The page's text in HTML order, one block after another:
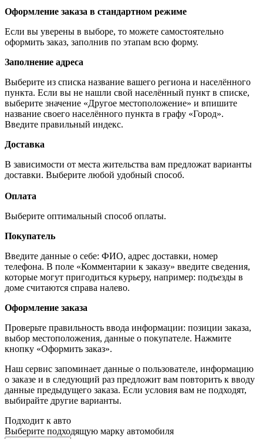
Оформление заказа в стандартном режиме
Если вы уверены в выборе, то можете самостоятельно
оформить заказ, заполнив по этапам всю форму.
Заполнение адреса
Выберите из списка название вашего региона и населённого
пункта. Если вы не нашли свой населённый пункт в списке,
выберите значение «Другое местоположение» и впишите
название своего населённого пункта в графу «Город».
Введите правильный индекс.
Доставка
В зависимости от места жительства вам предложат варианты
доставки. Выберите любой удобный способ.
Оплата
Выберите оптимальный способ оплаты.
Покупатель
Введите данные о себе: ФИО, адрес доставки, номер
телефона. В поле «Комментарии к заказу» введите сведения,
которые могут пригодиться курьеру, например: подъезды в
доме считаются справа налево.
Оформление заказа
Проверьте правильность ввода информации: позиции заказа,
выбор местоположения, данные о покупателе. Нажмите
кнопку «Оформить заказ».
Наш сервис запоминает данные о пользователе, информацию
о заказе и в следующий раз предложит вам повторить к вводу
данные предыдущего заказа. Если условия вам не подходят,
выбирайте другие варианты.
Подходит к авто
Выберите подходящую марку автомобиля